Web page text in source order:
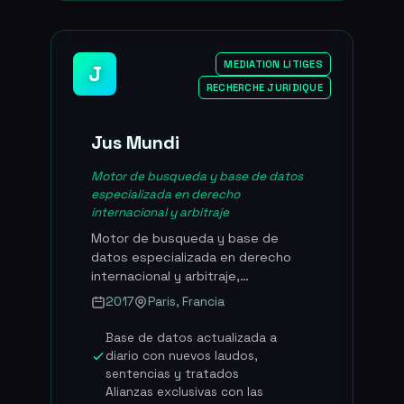
acumulados, confirmando su papel
central en la estrategia publica
francesa de descongestion de los
60% de acuerdos alcanzados, mas
de 2 mil millones EUR en intereses
acumulados, 451 mediaciones entre
empresas (+19%), 16 arbitrajes que
intereses, 74% de las mediaciones
derivadas de clausulas
contractuales (+15 puntos en un
ano).
J
MEDIATION LITIGES
RECHERCHE JURIDIQUE
Jus Mundi
Motor de busqueda y base de datos
especializada en derecho
internacional y arbitraje
Motor de busqueda y base de
datos especializada en derecho
internacional y arbitraje,
enriquecida con inteligencia
artificial, que ofrece a los
profesionales del derecho acceso
al recurso mas completo del
mercado en materia de laudos
arbitrales, tratados y jurisprudencia
2017 Paris, Francia
Base de datos actualizada a
diario con nuevos laudos,
sentencias y tratados
Alianzas exclusivas con las